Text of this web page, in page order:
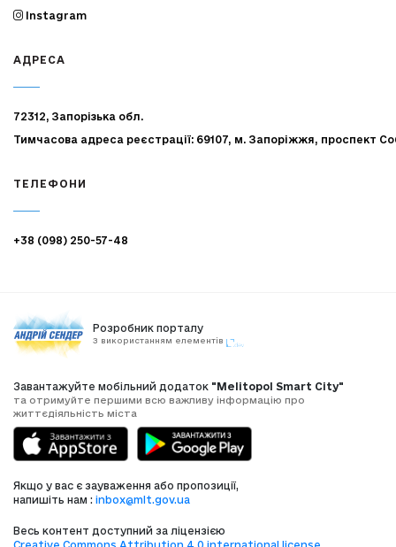
Instagram
АДРЕСА
72312, Запорізька обл.
Тимчасова адреса реєстрації: 69107, м. Запоріжжя, проспект
ТЕЛЕФОНИ
+38 (098) 250-57-48
Розробник порталу
З використанням елементів
Завантажуйте мобільний додаток "Melitopol Smart City"
та отримуйте першими всю важливу інформацію про
життєдіяльність міста
Якщо у вас є зауваження або пропозиції,
напишіть нам : inbox@mlt.gov.ua
Весь контент доступний за ліцензією
Creative Commons Attribution 4.0 international license